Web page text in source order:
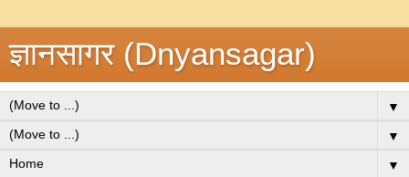
ज्ञानसागर (Dnyansagar)
▼
▼
▼